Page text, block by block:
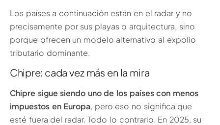
Los países a continuación están en el radar y no
precisamente por sus playas o arquitectura, sino
porque ofrecen un modelo alternativo al expolio
tributario dominante.
Chipre: cada vez más en la mira
Chipre sigue siendo uno de los países con menos
impuestos en Europa, pero eso no significa que
esté fuera del radar. Todo lo contrario. En 2025, su